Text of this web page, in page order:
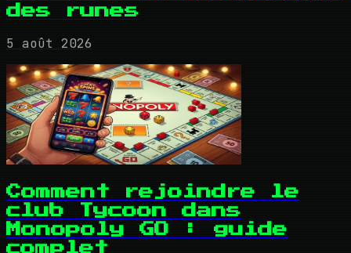
des runes
5 août 2026
Comment rejoindre le
club Tycoon dans
Monopoly GO : guide
complet